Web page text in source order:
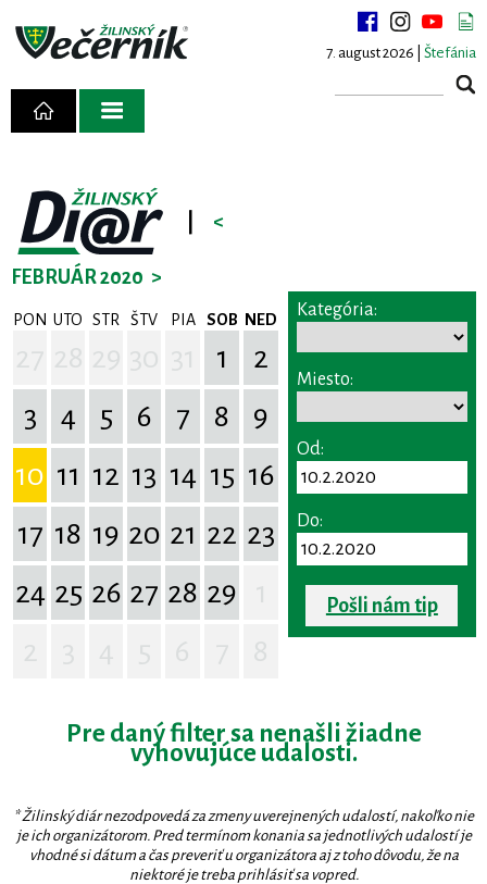
7. august 2026 | Štefánia
<
FEBRUÁR 2020 >
PON UTO STR ŠTV PIA SOB NED
1
2
3
4 5 6 7 8
9
10 11 12 13 14 15 16
17 18 19 20 21 22 23
24 25 26 27 28 29
Kategória:
Miesto:
Od:
Do:
Pošli nám tip
Pre daný filter sa nenašli žiadne
vyhovujúce udalosti.
* Žilinský diár nezodpovedá za zmeny uverejnených udalostí, nakoľko nie
je ich organizátorom. Pred termínom konania sa jednotlivých udalostí je
vhodné si dátum a čas preveriť u organizátora aj z toho dôvodu, že na
niektoré je treba prihlásiť sa vopred.